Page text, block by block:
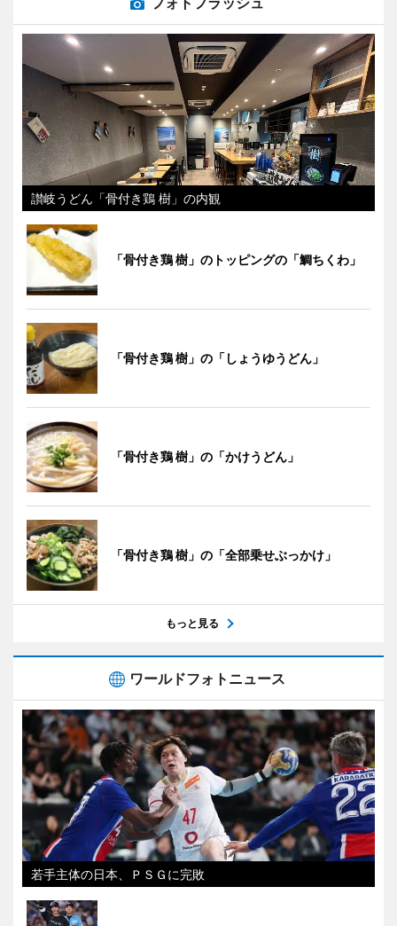
讃岐うどん「骨付き鶏 樹」の内観
「骨付き鶏 樹」のトッピングの「鯛ちくわ」
「骨付き鶏 樹」の「しょうゆうどん」
「骨付き鶏 樹」の「かけうどん」
「骨付き鶏 樹」の「全部乗せぶっかけ」
もっと見る
ワールドフォトニュース
若手主体の日本、ＰＳＧに完敗